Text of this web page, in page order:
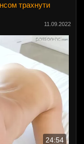
трахнути
11.09.2022
24:54